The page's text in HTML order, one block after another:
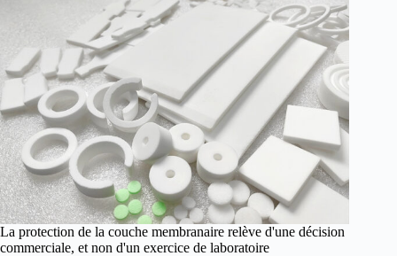
La protection de la couche membranaire relève d'une décision
commerciale, et non d'un exercice de laboratoire